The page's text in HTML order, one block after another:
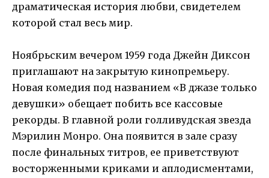
драматическая история любви, свидетелем
которой стал весь мир.
Ноябрьским вечером 1959 года Джейн Диксон
приглашают на закрытую кинопремьеру.
Новая комедия под названием «В джазе только
девушки» обещает побить все кассовые
рекорды. В главной роли голливудская звезда
Мэрилин Монро. Она появится в зале сразу
после финальных титров, ее приветствуют
восторженными криками и аплодисментами,